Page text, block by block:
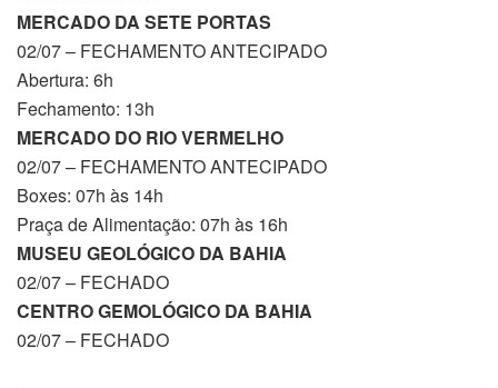
MERCADO DA SETE PORTAS
02/07 – FECHAMENTO ANTECIPADO
Abertura: 6h
Fechamento: 13h
MERCADO DO RIO VERMELHO
02/07 – FECHAMENTO ANTECIPADO
Boxes: 07h às 14h
Praça de Alimentação: 07h às 16h
MUSEU GEOLÓGICO DA BAHIA
02/07 – FECHADO
CENTRO GEMOLÓGICO DA BAHIA
02/07 – FECHADO